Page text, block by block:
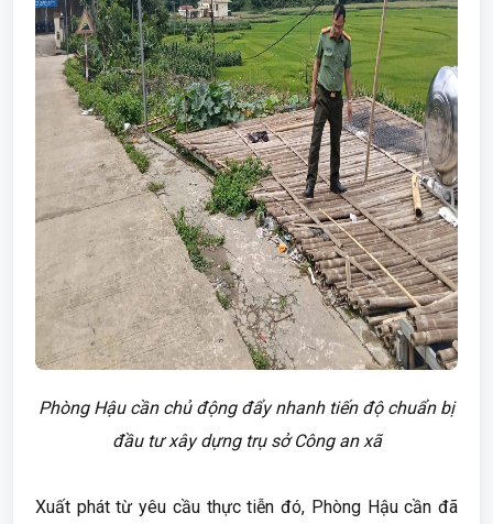
Phòng Hậu cần chủ động đẩy nhanh tiến độ chuẩn bị
đầu tư xây dựng trụ sở Công an xã
Xuất phát từ yêu cầu thực tiễn đó, Phòng Hậu cần đã